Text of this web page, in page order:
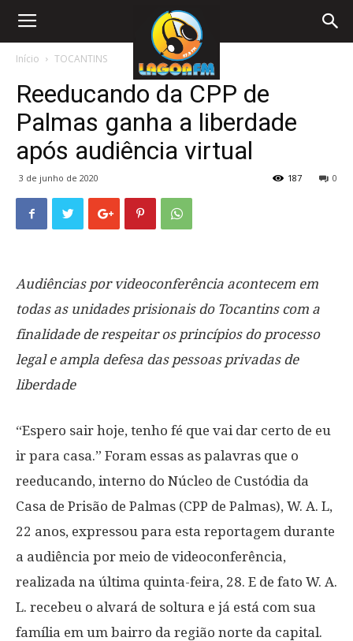
Início TOCANTINS
Reeducando da CPP de
Palmas ganha a liberdade
após audiência virtual
3 de junho de 2020 0
187
Audiências por videoconferência acontecem em
todas as unidades prisionais do Tocantins com a
finalidade de respeitar os princípios do processo
legal e ampla defesa das pessoas privadas de
liberdade
“Espero sair hoje, tenho fé que vai dar certo de eu
ir para casa.” Foram essas as palavras que o
reeducando, interno do Núcleo de Custódia da
Casa de Prisão de Palmas (CPP de Palmas), W. A. L,
22 anos, expressou para esta reportagem durante
a audiência por meio de videoconferência,
realizada na última quinta-feira, 28. E de fato W. A.
L. recebeu o alvará de soltura e já está com sua
família em um bairro da região norte da capital.